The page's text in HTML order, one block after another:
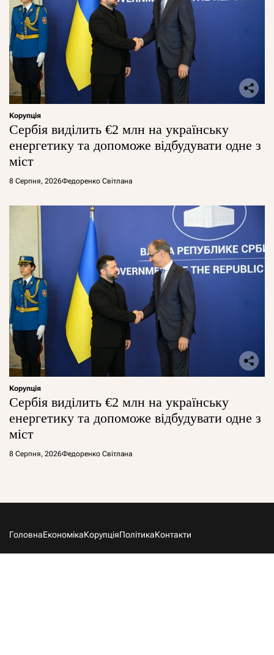
Корупція
Сербія виділить €2 млн на українську
енергетику та допоможе відбудувати одне з
міст
8 Серпня, 2026Федоренко Світлана
Корупція
Сербія виділить €2 млн на українську
енергетику та допоможе відбудувати одне з
міст
8 Серпня, 2026Федоренко Світлана
ГоловнаЕкономікаКорупціяПолітикаКонтакти